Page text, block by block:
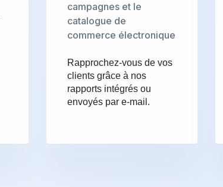
campagnes et le
catalogue de
commerce électronique
Rapprochez-vous de vos
clients grâce à nos
rapports intégrés ou
envoyés par e-mail.